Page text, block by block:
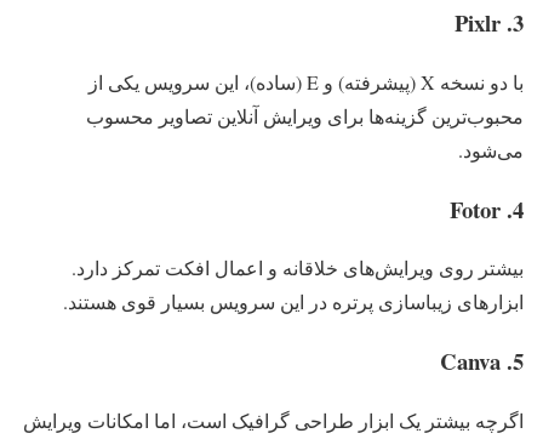
3. Pixlr
با دو نسخه X (پیشرفته) و E (ساده)، این سرویس یکی از
محبوب‌ترین گزینه‌ها برای ویرایش آنلاین تصاویر محسوب
می‌شود.
4. Fotor
بیشتر روی ویرایش‌های خلاقانه و اعمال افکت تمرکز دارد.
ابزارهای زیباسازی پرتره در این سرویس بسیار قوی هستند.
5. Canva
اگرچه بیشتر یک ابزار طراحی گرافیک است، اما امکانات ویرایش